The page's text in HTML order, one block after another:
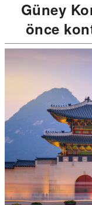
Güney
önce